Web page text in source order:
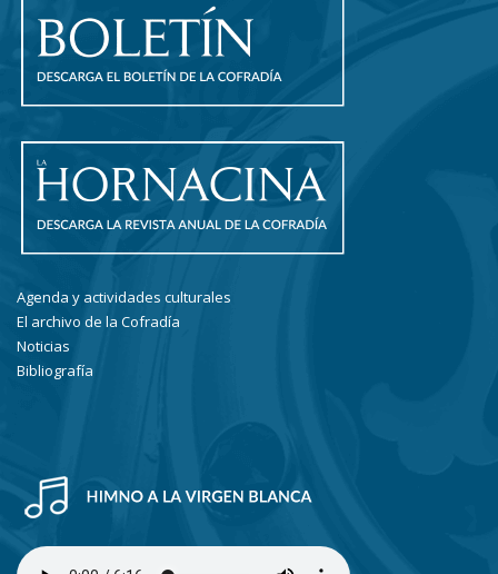
Agenda y actividades culturales
El archivo de la Cofradía
Noticias
Bibliografía